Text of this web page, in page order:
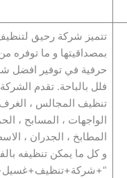
تتميز شركة رحيق
بمصداقيتها و ما توفره
حرفية في توفير افضل
فلل بالباحة. تقدم
تنظيف المجالس ، الغرف
الواجهات ، المسابح ،
المطابخ ، الجدران ،
و كل ما يمكن تنظيفه